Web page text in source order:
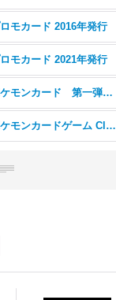
モカード 2016年発行
モカード 2021年発行
ポケモンカード 第一弾 初版 (レアリティシンボルなし) 旧裏面
ポケモンカードゲーム Classic